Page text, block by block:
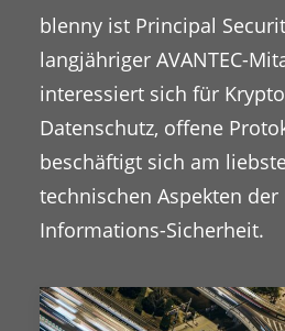
blenny ist Principal
langjähriger AVANTEC-
interessiert sich für
Datenschutz, offene
beschäftigt sich am
technischen Aspekten der
Informations-Sicherheit.